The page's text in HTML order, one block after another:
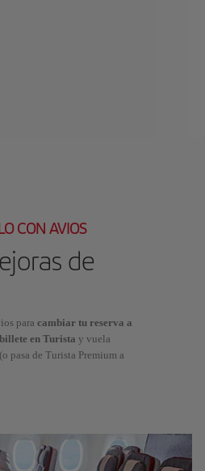
CON AVIOS
de
para cambiar tu reserva a
en Turista y vuela
(o pasa de Turista Premium a